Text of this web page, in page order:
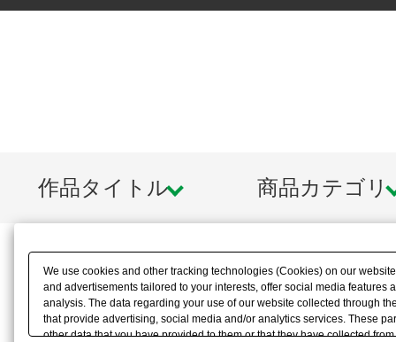
作品タイトル 商品カテゴリ
We use cookies and other tracking technologies (Cookies) on our
and advertisements tailored to your interests, offer social media features
analysis. The data regarding your use of our website collected through
that provide advertising, social media and/or analytics services. These
other data that you have provided to them or that they have collected